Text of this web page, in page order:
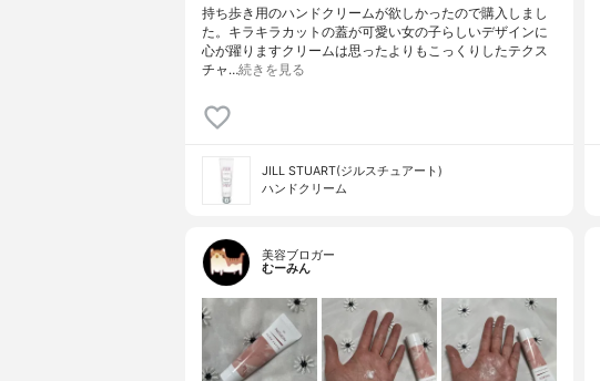
持ち歩き用のハンドクリームが欲しかったので購入しまし
た。キラキラカットの蓋が可愛い女の子らしいデザインに
心が躍りますクリームは思ったよりもこっくりしたテクス
チャ…続きを見る
JILL STUART(ジルスチュアート)
ハンドクリーム
美容ブロガー
むーみん